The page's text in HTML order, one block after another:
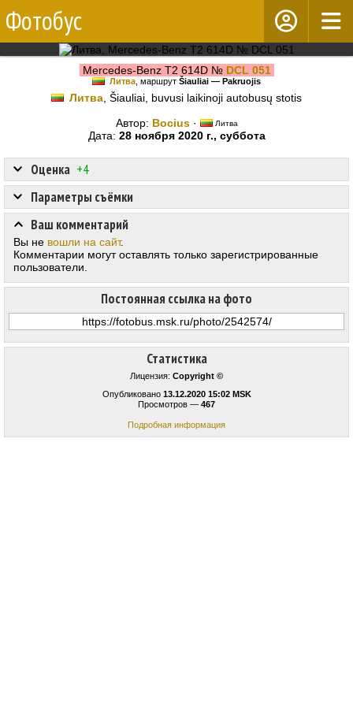
Фотобус
Mercedes-Benz T2 614D № DCL 051
Литва , маршрут Šiauliai — Pakruojis
Литва , Šiauliai, buvusi laikinoji autobusų stotis
Автор: Bocius· Литва
Дата: 28 ноября 2020 г., суббота
Статистика
Лицензия: Copyright ©
Опубликовано 13.12.2020 15:02 MSK
Просмотров — 467
Подробная информация
Оценка +4
Постоянная ссылка на фото
Параметры съёмки
Ваш комментарий
Вы не вошли на сайт.
Комментарии могут оставлять только зарегистрированные
пользователи.